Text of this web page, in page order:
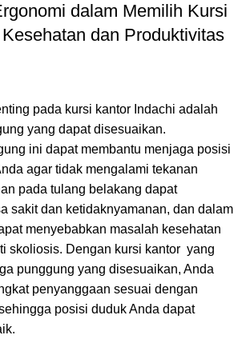
dalam Memilih Kursi
dan Produktivitas
pada kursi kantor Indachi adalah
yang dapat disesuaikan.
ini dapat membantu menjaga posisi
agar tidak mengalami tekanan
pada tulang belakang dapat
sakit dan ketidaknyamanan, dan dalam
menyebabkan masalah kesehatan
skoliosis. Dengan kursi kantor yang
punggung yang disesuaikan, Anda
penyanggaan sesuai dengan
posisi duduk Anda dapat